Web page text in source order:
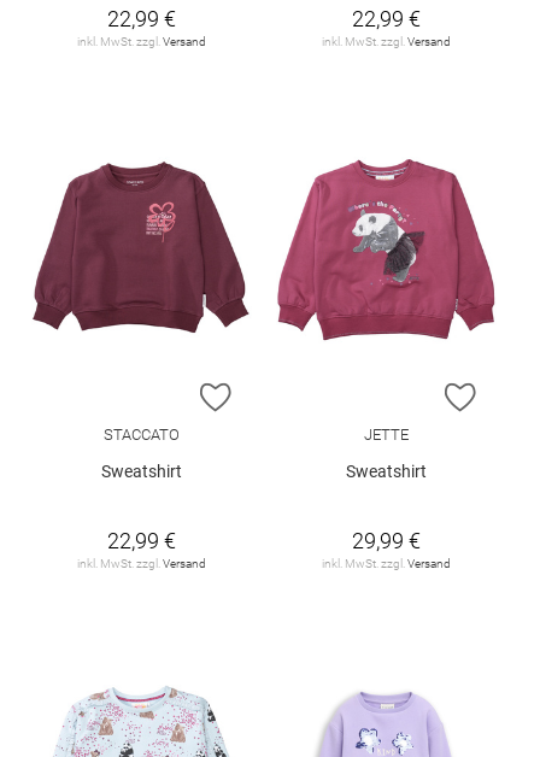
22,99 €
inkl. MwSt. zzgl. Versand
22,99 €
inkl. MwSt. zzgl. Versand
ZUR WUNSCHLISTE HINZUFÜGEN
STACCATO
Sweatshirt
22,99 €
inkl. MwSt. zzgl. Versand
ZUR
JETTE
Sweatshirt
29,99 €
inkl. MwSt. zzgl. Versand